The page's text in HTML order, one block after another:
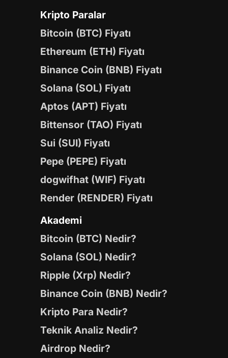
Kripto Paralar
Bitcoin (BTC) Fiyatı
Ethereum (ETH) Fiyatı
Binance Coin (BNB) Fiyatı
Solana (SOL) Fiyatı
Aptos (APT) Fiyatı
Bittensor (TAO) Fiyatı
Sui (SUI) Fiyatı
Pepe (PEPE) Fiyatı
dogwifhat (WIF) Fiyatı
Render (RENDER) Fiyatı
Akademi
Bitcoin (BTC) Nedir?
Solana (SOL) Nedir?
Ripple (Xrp) Nedir?
Binance Coin (BNB) Nedir?
Kripto Para Nedir?
Teknik Analiz Nedir?
Airdrop Nedir?